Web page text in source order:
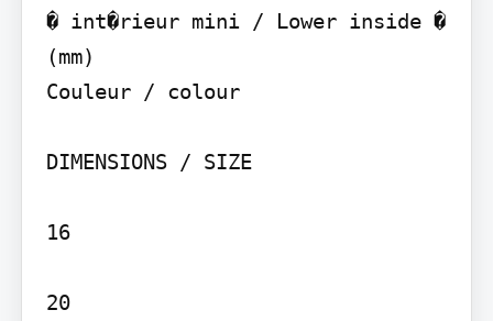
� int�rieur mini / Lower inside �
(mm)
Couleur / colour
DIMENSIONS / SIZE
16
20